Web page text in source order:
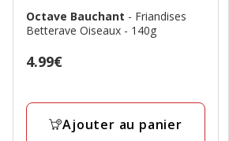
Octave Bauchant - Friandises
Betterave Oiseaux - 140g
Prix
4.99€
Ajouter au panier